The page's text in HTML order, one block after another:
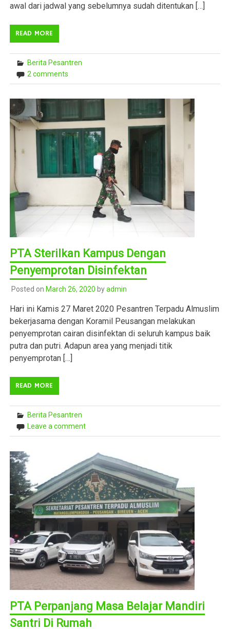
awal dari jadwal yang sebelumnya sudah ditentukan […]
READ MORE
Berita Pesantren
2 comments
PTA Sterilkan Kampus Dengan
Penyemprotan Disinfektan
Posted on March 26, 2020 byadmin
Hari ini Kamis 27 Maret 2020 Pesantren Terpadu Almuslim
bekerjasama dengan Koramil Peusangan melakukan
penyemprotan cairan disinfektan di seluruh kampus baik
putra dan putri. Adapun area yang menjadi titik
penyemprotan […]
READ MORE
Berita Pesantren
Leave a comment
PTA Perpanjang Masa Belajar Mandiri
Santri Di Rumah